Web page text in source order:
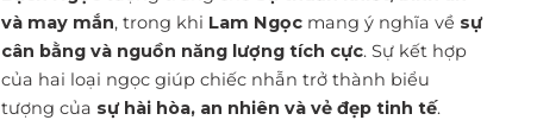
và may mắn, trong khi Lam Ngọc mang ý nghĩa về sự
cân bằng và nguồn năng lượng tích cực. Sự kết hợp
của hai loại ngọc giúp chiếc nhẫn trở thành biểu
tượng của sự hài hòa, an nhiên và vẻ đẹp tinh tế.